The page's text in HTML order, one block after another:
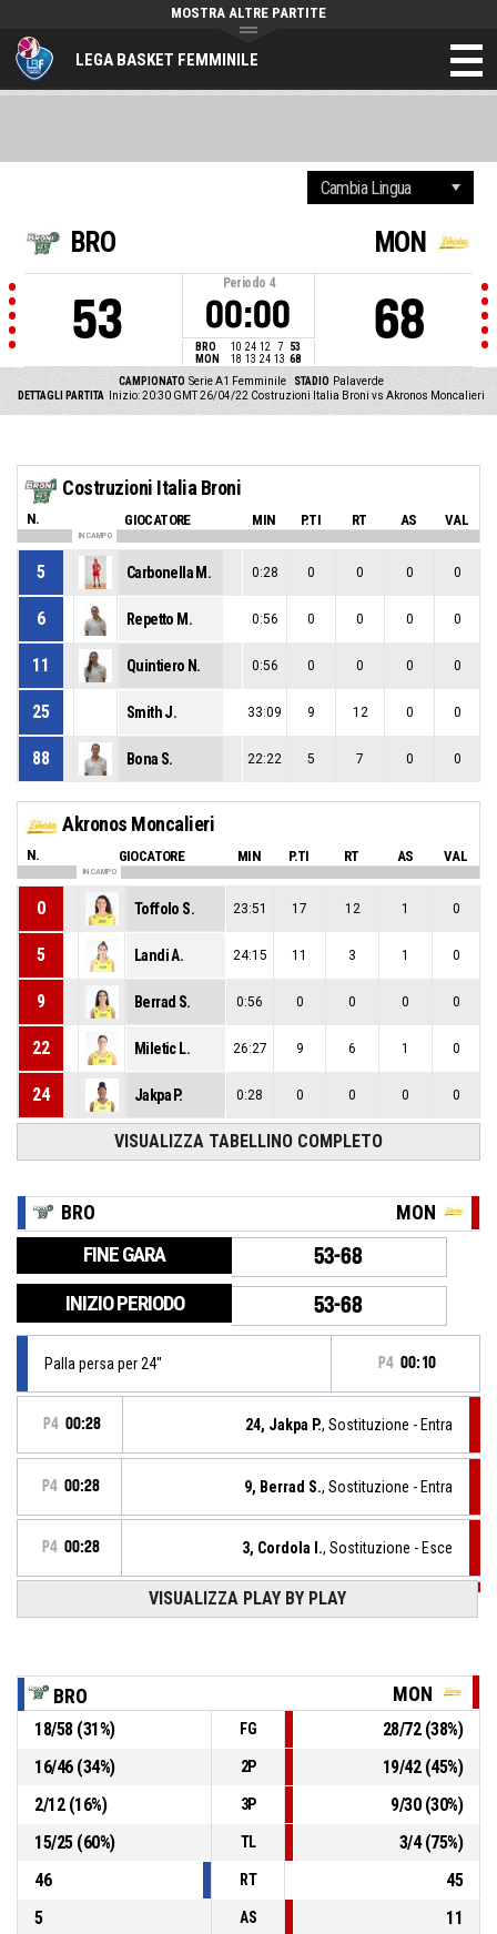
LEGA BASKET FEMMINILE
MOSTRA ALTRE PARTITE
BRO
53
Periodo 4
00:00
BRO 10 24 12 7
53
MON
18 13 24 13 68
MON
68
CAMPIONATO Serie A1 Femminile STADIO Palaverde
DETTAGLI PARTITA
Inizio: 20:30 GMT 26/04/22 Costruzioni Italia Broni vs Akronos Moncalieri
Costruzioni Italia Broni
N. GIOCATORE MIN P.TI RT AS VAL
IN CAMPO
5 Carbonella M. 0:28 0 0 0 0
6 Repetto M. 0:56 0 0 0 0
11 Quintiero N. 0:56 0 0 0 0
25 Smith J. 33:09 9 12 0 0
88 Bona S. 22:22 5 7 0 0
Akronos Moncalieri
N. GIOCATORE MIN P.TI RT AS VAL
IN CAMPO
0 Toffolo S. 23:51 17 12 1 0
5 Landi A. 24:15 11 3 1 0
9 Berrad S. 0:56 0 0 0 0
22 Miletic L. 26:27 9 6 1 0
24 Jakpa P. 0:28 0 0 0 0
VISUALIZZA TABELLINO COMPLETO
BRO MON
FINE GARA 53-68
INIZIO PERIODO 53-68
Palla persa per 24'' P4 00:10
P4 00:28 24, Jakpa P., Sostituzione - Entra
P4 00:28 9, Berrad S., Sostituzione - Entra
P4 00:28 3, Cordola I., Sostituzione - Esce
35, Vanloo J., Sostituzione - Esce
23, Westerik L., Sostituzione - Esce
5, Carbonella M. , Sostituzione - Entra P4 00:28
P4
53-
68
, BASKETBALL_ACTION_3PT_JUMPSHOT
realizzato
Akronos Moncalieri
- avanti di 15
VISUALIZZA PLAY BY PLAY
BRO MON
18/58(31%) FG 28/72(38%)
16/46(34%) 2P 19/42(45%)
2/12(16%) 3P 9/30(30%)
15/25(60%) TL 3/4(75%)
46
RT
45
5
AS
11